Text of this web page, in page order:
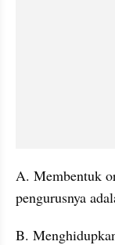
A. Membentuk
pengurusnya
B.